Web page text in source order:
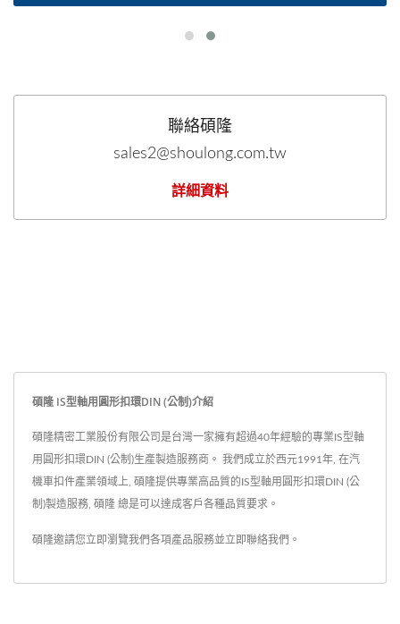
聯絡碩隆
sales2@shoulong.com.tw
詳細資料
碩隆 IS型軸用圓形扣環DIN (公制)介紹
碩隆精密工業股份有限公司是台灣一家擁有超過40年經驗的專業IS型軸
用圓形扣環DIN (公制)生產製造服務商。 我們成立於西元1991年, 在汽
機車扣件產業領域上, 碩隆提供專業高品質的IS型軸用圓形扣環DIN (公
制)製造服務, 碩隆 總是可以達成客戶各種品質要求。
碩隆邀請您立即瀏覽我們各項產品服務並立即聯絡我們 。